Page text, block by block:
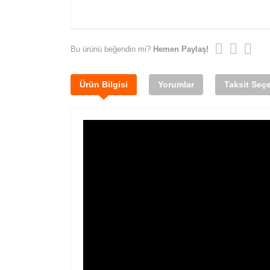
Bu ürünü beğendin mi? Hemen Paylaş!
Ürün Bilgisi Yorumlar Taksit